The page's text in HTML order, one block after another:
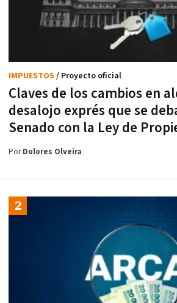
Claves de los cambios en
desalojo exprés que se
Senado con la Ley de
IMPUESTOS / Proyecto oficial
PorDolores Olveira